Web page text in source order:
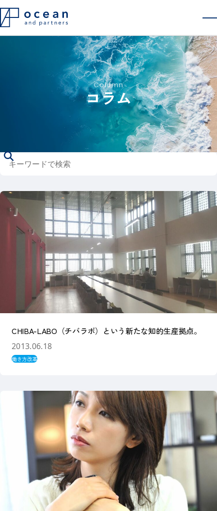
会社概要
採用情報
コラム
Column
コラム
キーワードで検索
CHIBA-LABO（チバラボ）という新たな知的生産拠点。
2013.06.18
働き方改革